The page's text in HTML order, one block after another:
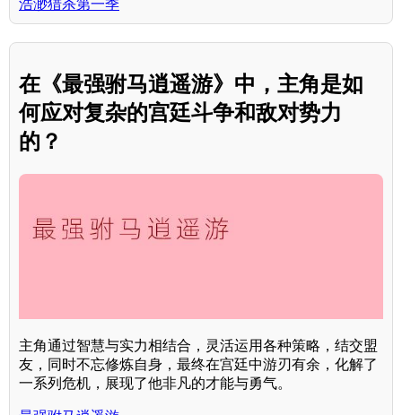
浩渺猎杀第一季
在《最强驸马逍遥游》中，主角是如
何应对复杂的宫廷斗争和敌对势力
的？
主角通过智慧与实力相结合，灵活运用各种策略，结交盟
友，同时不忘修炼自身，最终在宫廷中游刃有余，化解了
一系列危机，展现了他非凡的才能与勇气。